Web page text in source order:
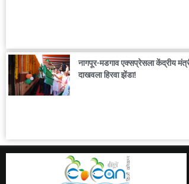
नागपूर-मडगाव एक्सप्रेसला केंद्रीय
दाखवला हिरवा झेंडा!